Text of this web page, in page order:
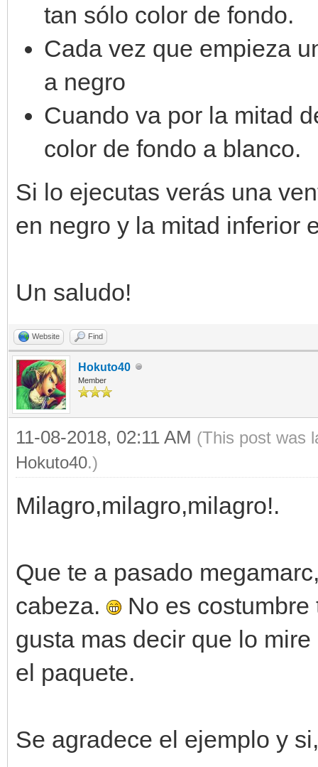
# crea motor y
engine =
# crea ventana y
window =
while
tan sólo color de fondo.
Cada vez que empieza
a negro
Cuando va por la mitad
color de fondo a blanco.
Si lo ejecutas verás una
en negro y la mitad inferior
Un saludo!
Website Find
Hokuto40
Member
11-08-2018, 02:11 AM (This post was
Hokuto40.)
Milagro,milagro,milagro!.
Que te a pasado
cabeza.
No es
gusta mas decir que lo
el paquete.
Se agradece el ejemplo y